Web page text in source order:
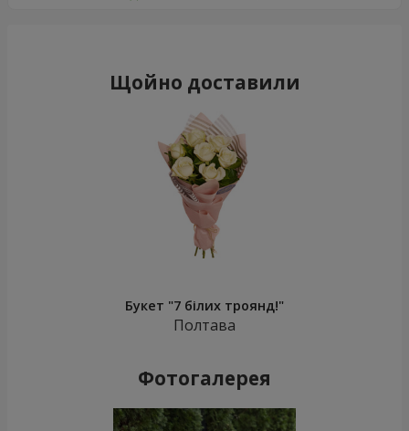
Щойно доставили
Букет "7 білих троянд!"
Полтава
Фотогалерея